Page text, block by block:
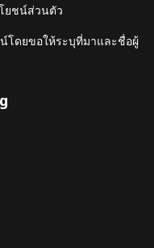
ยชน์ส่วนตัว
โดยขอให้ระบุที่มาและชื่อผู้